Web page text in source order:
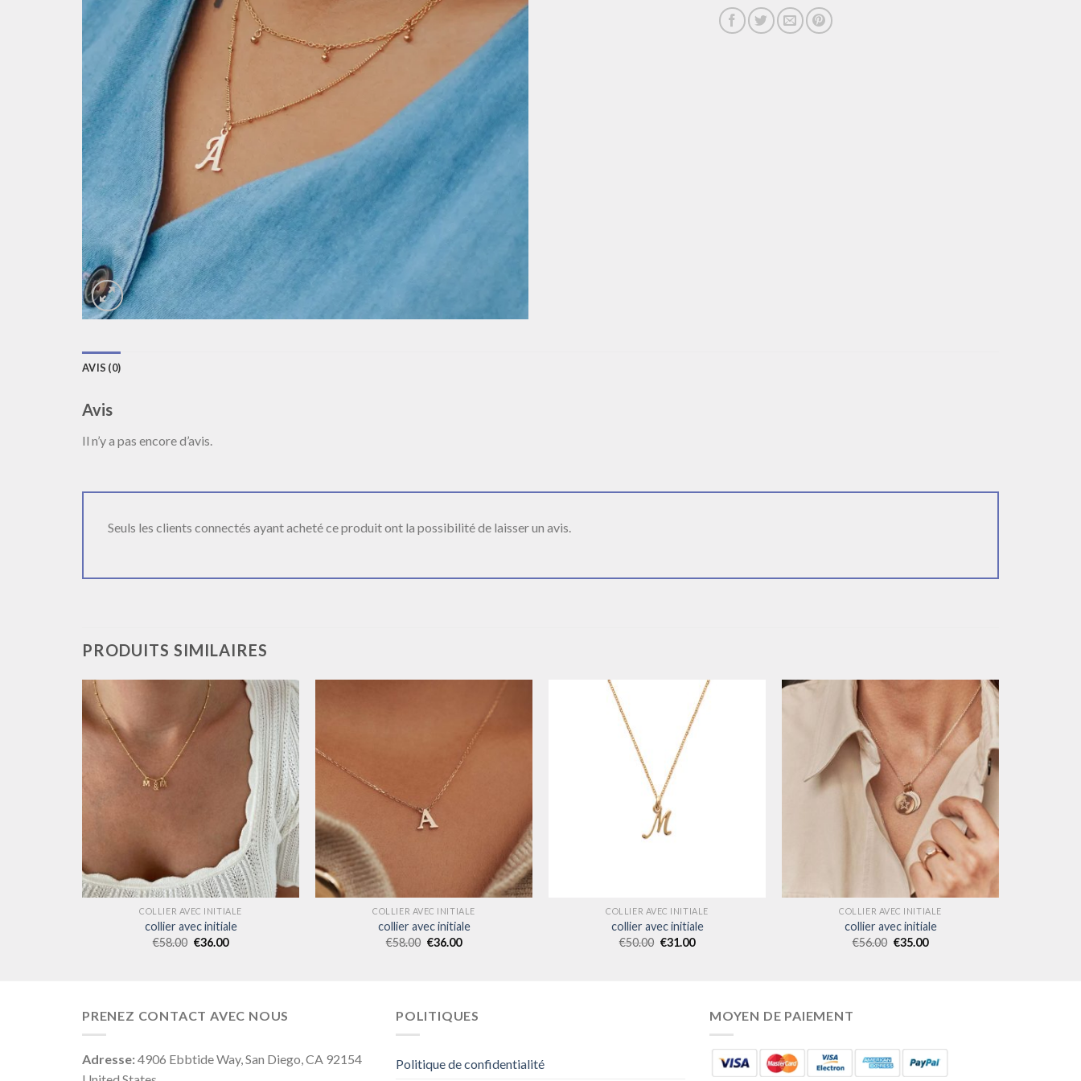
AVIS (0)
Avis
Il n’y a pas encore d’avis.
Seuls les clients connectés ayant acheté ce produit ont la possibilité de laisser un avis.
PRODUITS SIMILAIRES
COLLIER AVEC INITIALE
collier avec initiale
€58.00 €36.00
COLLIER AVEC INITIALE
collier avec initiale
€58.00 €36.00
COLLIER AVEC INITIALE
collier avec initiale
€50.00 €31.00
COLLIER AVEC INITIALE
collier avec initiale
€56.00 €35.00
PRENEZ CONTACT AVEC NOUS
Adresse:4906 Ebbtide Way, San Diego, CA 92154
POLITIQUES
Politique de confidentialité
MOYEN DE PAIEMENT